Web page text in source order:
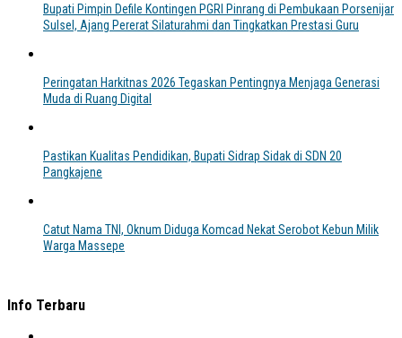
Bupati Pimpin Defile Kontingen PGRI Pinrang di Pembukaan Porsenijar
Sulsel, Ajang Pererat Silaturahmi dan Tingkatkan Prestasi Guru
Peringatan Harkitnas 2026 Tegaskan Pentingnya Menjaga Generasi
Muda di Ruang Digital
Pastikan Kualitas Pendidikan, Bupati Sidrap Sidak di SDN 20
Pangkajene
Catut Nama TNI, Oknum Diduga Komcad Nekat Serobot Kebun Milik
Warga Massepe
Info Terbaru